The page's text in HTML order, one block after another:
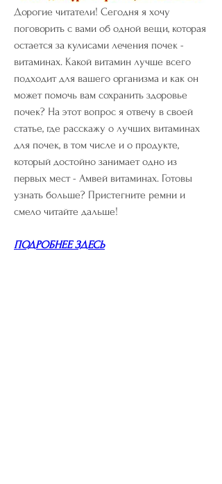
Дорогие читатели! Сегодня я хочу
поговорить с вами об одной вещи, которая
остается за кулисами лечения почек -
витаминах. Какой витамин лучше всего
подходит для вашего организма и как он
может помочь вам сохранить здоровье
почек? На этот вопрос я отвечу в своей
статье, где расскажу о лучших витаминах
для почек, в том числе и о продукте,
который достойно занимает одно из
первых мест - Амвей витаминах. Готовы
узнать больше? Пристегните ремни и
смело читайте дальше!
ПОДРОБНЕЕ ЗДЕСЬ